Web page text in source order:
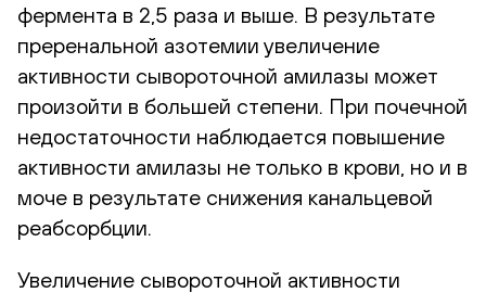
фермента в 2,5 раза и выше. В результате
преренальной азотемии увеличение
активности сывороточной амилазы может
произойти в большей степени. При почечной
недостаточности наблюдается повышение
активности амилазы не только в крови, но и в
моче в результате снижения канальцевой
реабсорбции.
Увеличение сывороточной активности